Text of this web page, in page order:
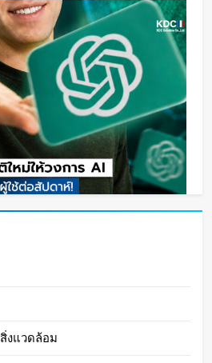
านผู้ใช้ต่อสัปดาห์ เร็วที่สุดใน
งแวดล้อม